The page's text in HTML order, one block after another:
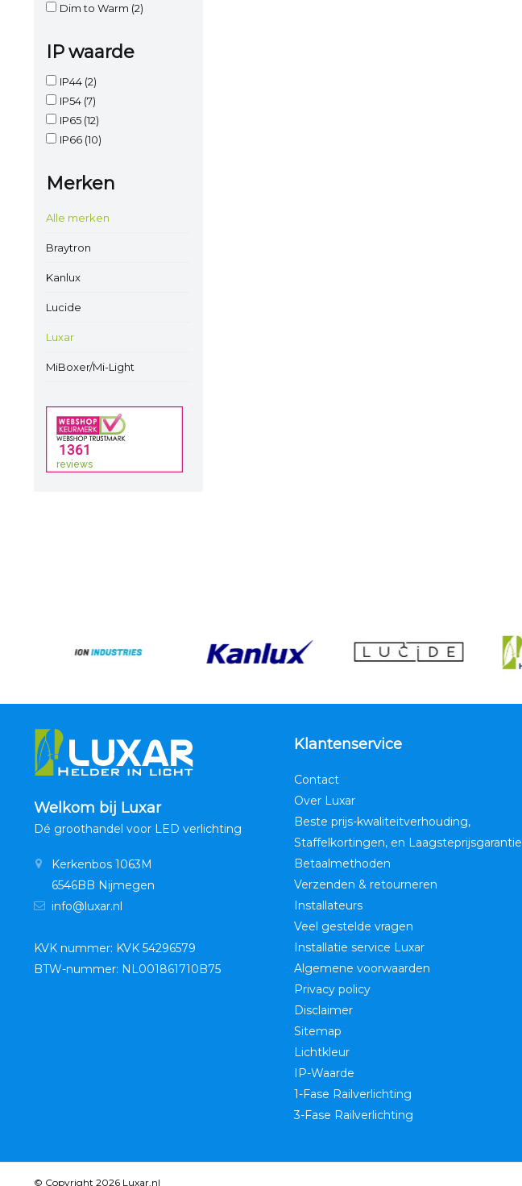
Dim to Warm (2)
IP waarde
IP44 (2)
IP54 (7)
IP65 (12)
IP66 (10)
Merken
Alle merken
Braytron
Kanlux
Lucide
Luxar
MiBoxer/Mi-Light
Welkom bij Luxar
Dé groothandel voor LED verlichting
Kerkenbos 1063M
6546BB Nijmegen
info@luxar.nl
KVK nummer: KVK 54296579
BTW-nummer: NL001861710B75
Klantenservice
Contact
Over Luxar
Beste prijs-kwaliteitverhouding,
Staffelkortingen, en Laagsteprijsgarantie
Betaalmethoden
Verzenden & retourneren
Installateurs
Veel gestelde vragen
Installatie service Luxar
Algemene voorwaarden
Privacy policy
Disclaimer
Sitemap
Lichtkleur
IP-Waarde
1-Fase Railverlichting
3-Fase Railverlichting
© Copyright 2026 Luxar.nl